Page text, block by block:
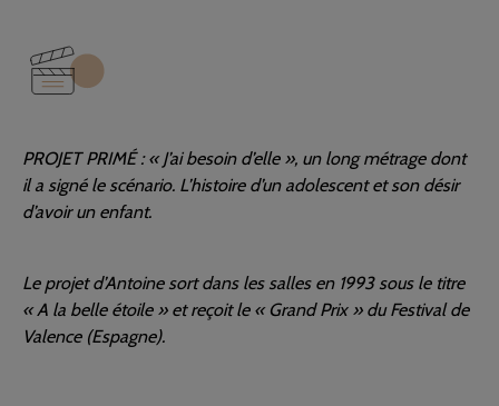
PROJET PRIMÉ : « J’ai besoin d’elle », un long métrage dont
il a signé le scénario. L’histoire d’un adolescent et son désir
d’avoir un enfant.
Le projet d’Antoine sort dans les salles en 1993 sous le titre
« A la belle étoile » et reçoit le « Grand Prix » du Festival de
Valence (Espagne).